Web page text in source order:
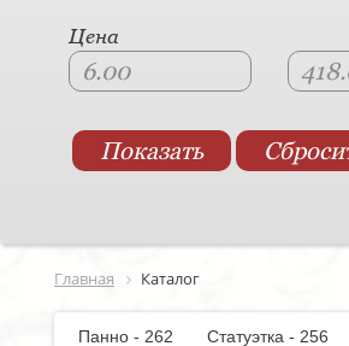
Цена
Главная Каталог
Панно - 262 Статуэтка - 256